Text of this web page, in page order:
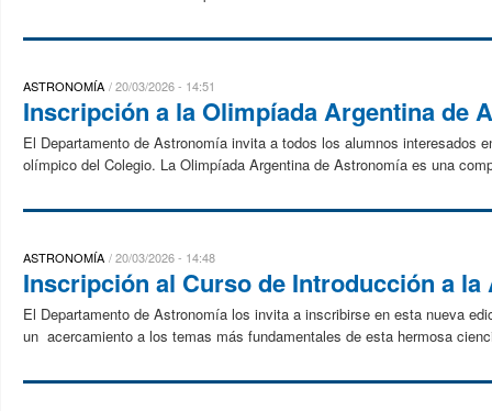
ASTRONOMÍA 20/03/2026 - 14:51
Inscripción a la Olimpíada Argentina de
El Departamento de Astronomía invita a todos los alumnos interesados
olímpico del Colegio. La Olimpíada Argentina de Astronomía es una
ASTRONOMÍA 20/03/2026 - 14:48
Inscripción al Curso de Introducción a la
El Departamento de Astronomía los invita a inscribirse en esta nueva
un acercamiento a los temas más fundamentales de esta hermosa